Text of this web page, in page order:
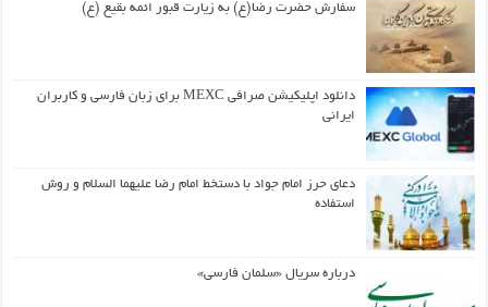
سفارش حضرت رضا(ع) به زیارت قبور ائمه بقیع (ع)
دانلود اپلیکیشن صرافی MEXC برای زبان فارسی و کاربران
ایرانی
دعای حرز امام جواد با دستخط امام رضا علیهما السلام و روش
استفاده
درباره سریال «سلمان فارسی»